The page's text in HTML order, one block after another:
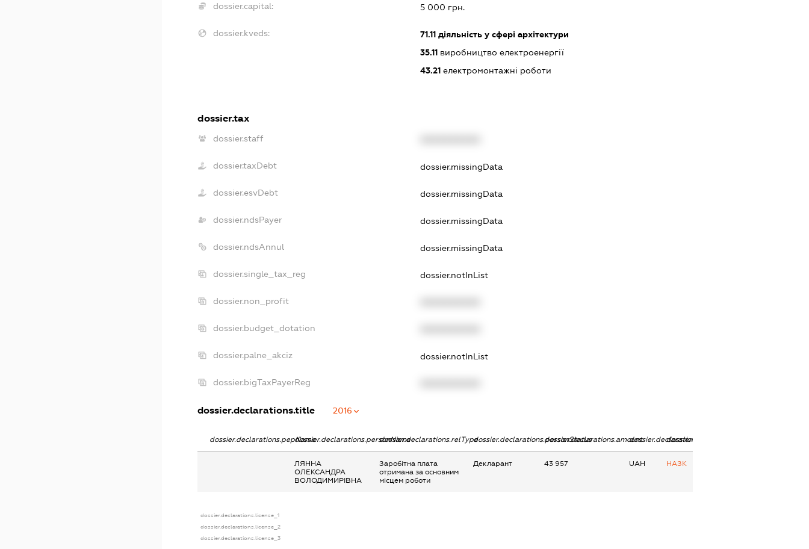
dossier.capital: 5 000 грн.
dossier.kveds: 71.11 діяльність у сфері архітектури
35.11 виробництво електроенергії
43.21 електромонтажні роботи
dossier.tax
dossier.staff
dossier.taxDebt dossier.missingData
dossier.esvDebt dossier.missingData
dossier.ndsPayer dossier.missingData
dossier.ndsAnnul dossier.missingData
dossier.single_tax_reg dossier.notInList
dossier.non_profit
dossier.budget_dotation
dossier.palne_akciz dossier.notInList
dossier.bigTaxPayerReg
dossier.declarations.title 2016
dossier.declarations.pepNamedossier.declarations.personNamedossier.declarations.relTypedossier.declarations.personStatusdossier.declarations.amountdossier.declarations.currency
dossier.declarations.source
ЛЯННА
ОЛЕКСАНДРА
ВОЛОДИМИРІВНА
Заробітна плата
отримана за основним
місцем роботи
Декларант 43 957 UAH НАЗК
dossier.declarations.license_1
dossier.declarations.license_2
dossier.declarations.license_3